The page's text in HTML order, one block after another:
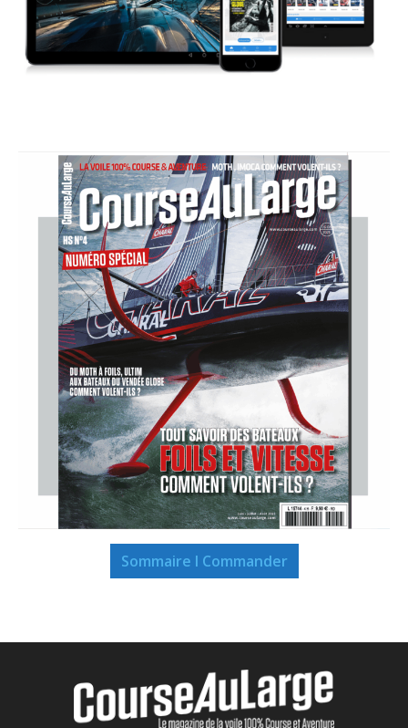
Sommaire I Commander